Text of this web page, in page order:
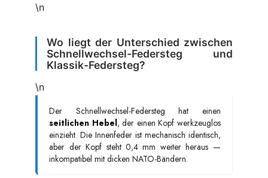
\n
Wo liegt der Unterschied zwischen
Schnellwechsel-Federsteg und
Klassik-Federsteg?
\n
Der Schnellwechsel-Federsteg hat einen
seitlichen Hebel, der einen Kopf werkzeuglos
einzieht. Die Innenfeder ist mechanisch identisch,
aber der Kopf steht 0,4 mm weiter heraus —
inkompatibel mit dicken NATO-Bändern.